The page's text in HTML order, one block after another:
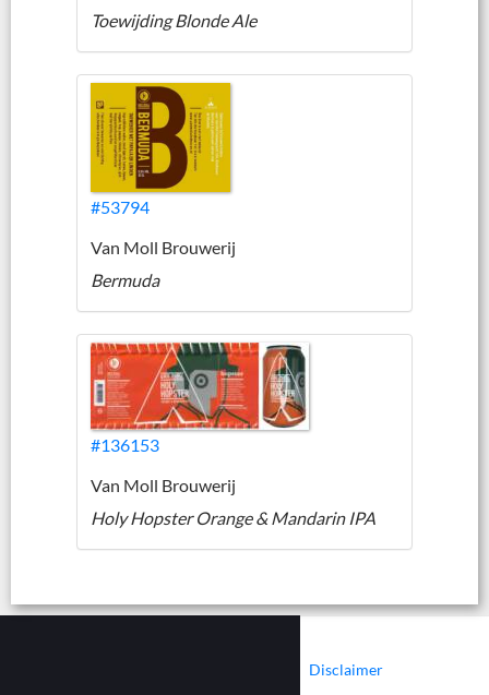
Toewijding Blonde Ale
#53794
Van Moll Brouwerij
Bermuda
#136153
Van Moll Brouwerij
Holy Hopster Orange & Mandarin IPA
Disclaimer